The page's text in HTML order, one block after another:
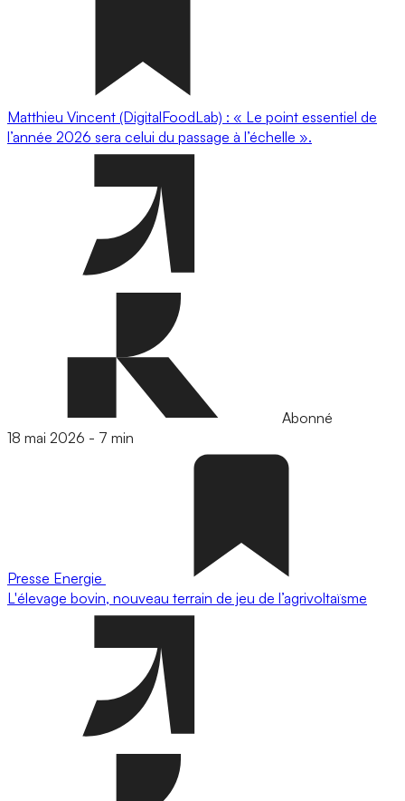
Matthieu Vincent (DigitalFoodLab) : « Le point essentiel de
l’année 2026 sera celui du passage à l’échelle ».
Abonné
18 mai 2026 - 7 min
Presse Energie
L'élevage bovin, nouveau terrain de jeu de l’agrivoltaïsme